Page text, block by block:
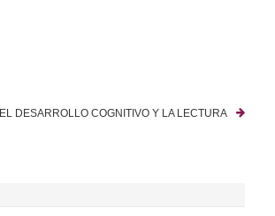
EL DESARROLLO COGNITIVO Y LA LECTURA